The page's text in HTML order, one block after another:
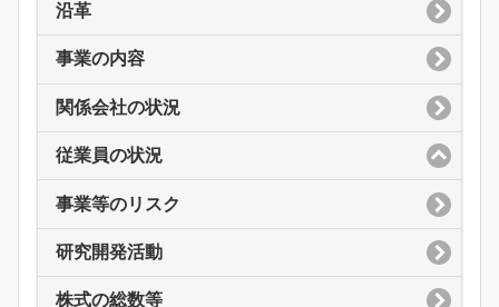
沿革
事業の内容
関係会社の状況
従業員の状況
事業等のリスク
研究開発活動
株式の総数等